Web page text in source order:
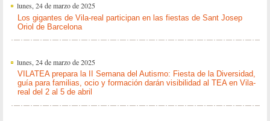
lunes, 24 de marzo de 2025
Los gigantes de Vila-real participan en las fiestas de Sant Josep
Oriol de Barcelona
lunes, 24 de marzo de 2025
VILATEA prepara la II Semana del Autismo: Fiesta de la Diversidad,
guía para familias, ocio y formación darán visibilidad al TEA en Vila-
real del 2 al 5 de abril